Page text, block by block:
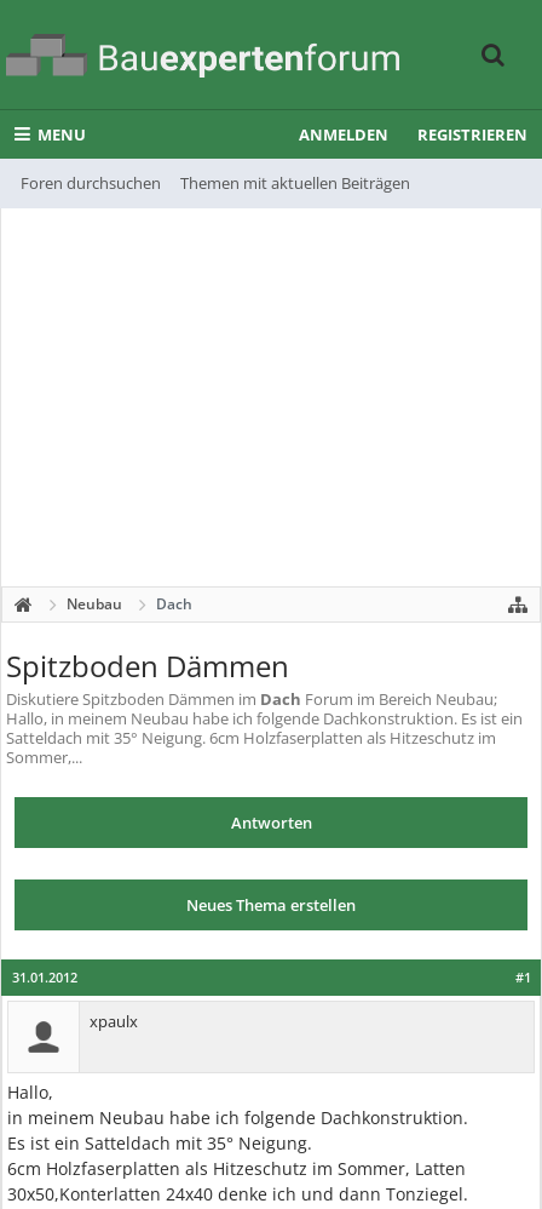
MENU
Foren durchsuchen Themen mit aktuellen Beiträgen
ANMELDEN REGISTRIEREN
Neubau Dach
Spitzboden Dämmen
DiskutiereSpitzboden Dämmen im Dach Forum im Bereich Neubau;
Hallo, in meinem Neubau habe ich folgende Dachkonstruktion. Es ist ein
Satteldach mit 35° Neigung. 6cm Holzfaserplatten als Hitzeschutz im
Sommer,...
Antworten
Neues Thema erstellen
#1
31.01.2012
xpaulx
Hallo,
in meinem Neubau habe ich folgende Dachkonstruktion.
Es ist ein Satteldach mit 35° Neigung.
6cm Holzfaserplatten als Hitzeschutz im Sommer, Latten
30x50,Konterlatten 24x40 denke ich und dann Tonziegel.